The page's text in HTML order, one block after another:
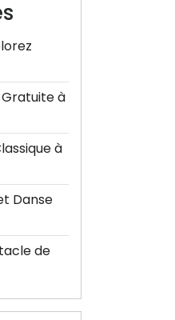
Gratuite à
à
Danse
de